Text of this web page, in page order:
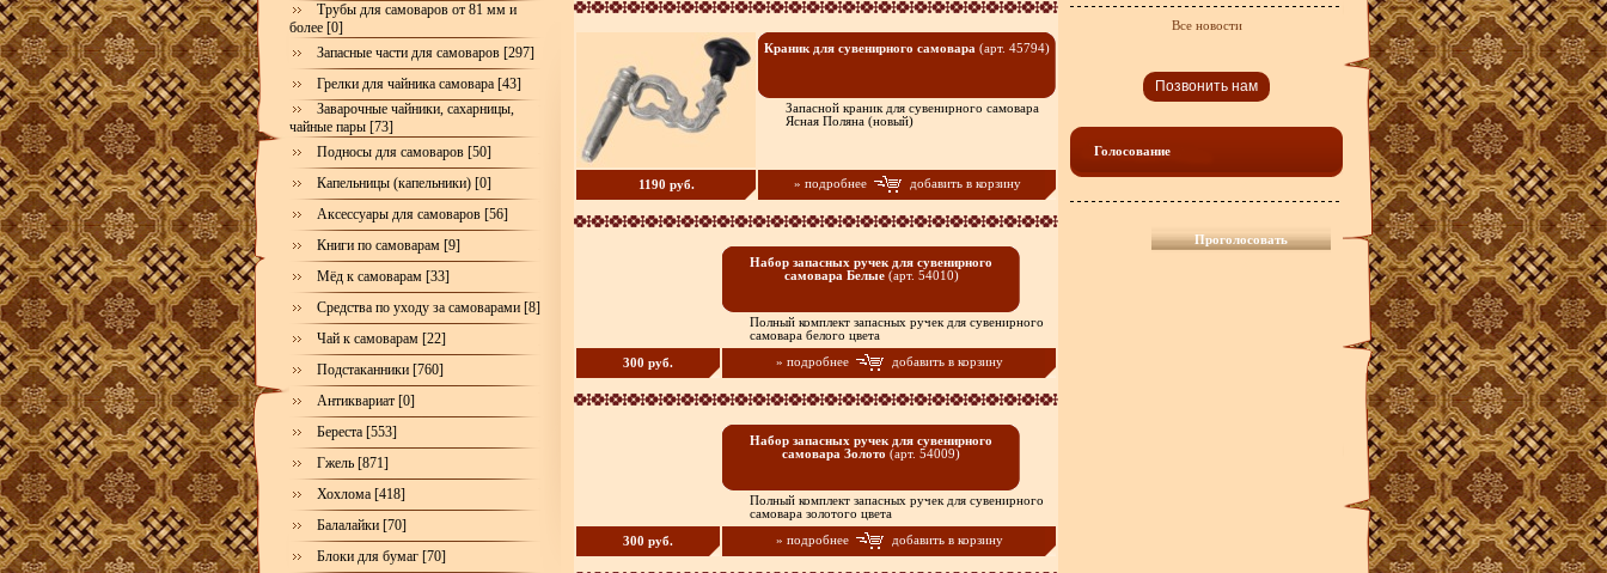
Трубы для самоваров от 81 мм и
более [0]
Запасные части для самоваров [297]
Грелки для чайника самовара [43]
Заварочные чайники, сахарницы,
чайные пары [73]
Подносы для самоваров [50]
Капельницы (капельники) [0]
Аксессуары для самоваров [56]
Книги по самоварам [9]
Мёд к самоварам [33]
Средства по уходу за самоварами [8]
Чай к самоварам [22]
Подстаканники [760]
Антиквариат [0]
Береста [553]
Гжель [871]
Хохлома [418]
Балалайки [70]
Блоки для бумаг [70]
Краник для сувенирного самовара (арт. 45794)
Запасной краник для сувенирного самовара
Ясная Поляна (новый)
1190 руб. » подробнее добавить в корзину
Набор запасных ручек для сувенирного
самовара Белые(арт. 54010)
Полный комплект запасных ручек для сувенирного
самовара белого цвета
300 руб. » подробнее добавить в корзину
Набор запасных ручек для сувенирного
самовара Золото (арт. 54009)
Полный комплект запасных ручек для сувенирного
самовара золотого цвета
300 руб. » подробнее добавить в корзину
Все новости
Позвонить нам
Голосование